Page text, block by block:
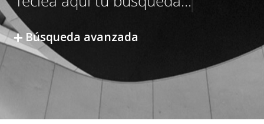
Búsqueda avanzada